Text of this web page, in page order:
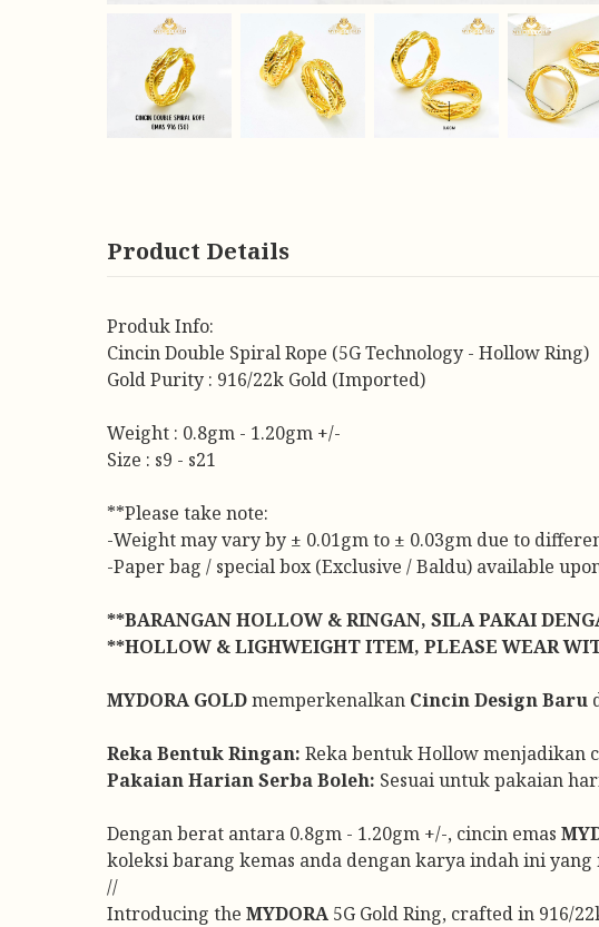
Product Details
Produk Info:
Cincin Double Spiral Rope (5G Technology - Hollow Ring)
Gold Purity : 916/22k Gold (Imported)
Weight : 0.8gm - 1.20gm +/-
Size : s9 - s21
**Please take note:
-Weight may vary by ± 0.01gm to ± 0.03gm due to
-Paper bag / special box (Exclusive / Baldu) available
**BARANGAN HOLLOW & RINGAN, SILA PAKAI
**HOLLOW & LIGHWEIGHT ITEM, PLEASE WEAR
MYDORA GOLDmemperkenalkan Cincin Design Baru
Reka Bentuk Ringan: Reka bentuk Hollow menjadikan
Pakaian Harian Serba Boleh: Sesuai untuk pakaian
Dengan berat antara 0.8gm - 1.20gm +/-, cincin emas
koleksi barang kemas anda dengan karya indah ini
//
Introducing the MYDORA 5G Gold Ring, crafted in 916/